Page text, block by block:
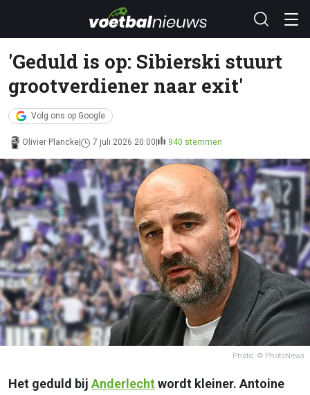
'Geduld is op: Sibierski stuurt
grootverdiener naar exit'
Volg ons op Google
Olivier Plancke 7 juli 2026 20:00 940 stemmen
Photo: © PhotoNews
Het geduld bij Anderlecht wordt kleiner. Antoine